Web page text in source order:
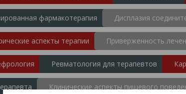
фармакотерапия Дисплазия
аспекты терапии Приверженность
Ревматология для терапевтов
Клинические аспекты пищевого